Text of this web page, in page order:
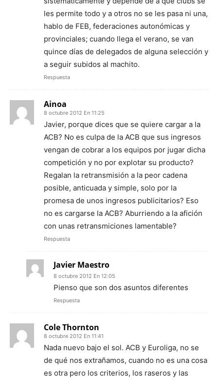
les permite todo y a otros no se les pasa ni una,
hablo de FEB, federaciones autonómicas y
provinciales; cuando llega el verano, se van
quince días de delegados de alguna selección y
a seguir subidos al machito.
Respuesta
Ainoa
8 octubre 2012 En 11:25
Javier, porque dices que se quiere cargar a la
ACB? No es culpa de la ACB que sus ingresos
vengan de cobrar a los equipos por jugar dicha
competición y no por explotar su producto?
Regalan la retransmisión a la peor cadena
posible, anticuada y simple, solo por la
promesa de unos ingresos publicitarios? Eso
no es cargarse la ACB? Aburriendo a la afición
con unas retransmiciones lamentable?
Respuesta
Javier Maestro
8 octubre 2012 En 12:05
Pienso que son dos asuntos diferentes
Respuesta
Cole Thornton
8 octubre 2012 En 11:41
Nada nuevo bajo el sol. ACB y Euroliga, no se
de qué nos extrañamos, cuando no es una cosa
es otra pero los criterios, los raseros y las